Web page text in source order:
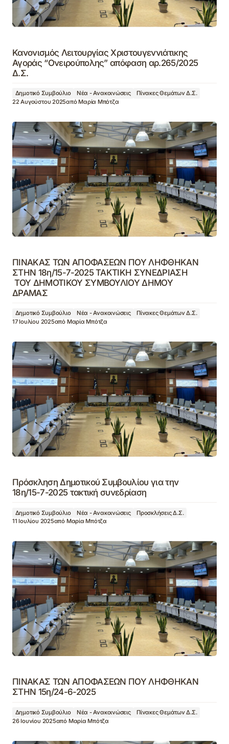
Κανονισμός Λειτουργίας Χριστουγεννιάτικης
Αγοράς “Ονειρούπολης” απόφαση αρ.265/2025
Δ.Σ.
Δημοτικό Συμβούλιο Νέα - Ανακοινώσεις
Πίνακες Θεμάτων Δ.Σ.
22 Αυγούστου 2025από Μαρία Μπότζα
ΠΙΝΑΚΑΣ ΤΩΝ ΑΠΟΦΑΣΕΩΝ ΠΟΥ ΛΗΦΘΗΚΑΝ
ΣΤΗΝ 18η/15-7-2025 ΤΑΚΤΙΚΗ ΣΥΝΕΔΡΙΑΣΗ
ΤΟΥ ΔΗΜΟΤΙΚΟΥ ΣΥΜΒΟΥΛΙΟΥ ΔΗΜΟΥ
ΔΡΑΜΑΣ
Δημοτικό Συμβούλιο Νέα - Ανακοινώσεις
Πίνακες Θεμάτων Δ.Σ.
17 Ιουλίου 2025από Μαρία Μπότζα
Πρόσκληση Δημοτικού Συμβουλίου για την
18η/15-7-2025 τακτική συνεδρίαση
Δημοτικό Συμβούλιο Νέα - Ανακοινώσεις
Προσκλήσεις Δ.Σ.
11 Ιουλίου 2025από Μαρία Μπότζα
ΠΙΝΑΚΑΣ ΤΩΝ ΑΠΟΦΑΣΕΩΝ ΠΟΥ ΛΗΦΘΗΚΑΝ
ΣΤΗΝ 15η/24-6-2025
Δημοτικό Συμβούλιο Νέα - Ανακοινώσεις
Πίνακες Θεμάτων Δ.Σ.
26 Ιουνίου 2025από Μαρία Μπότζα